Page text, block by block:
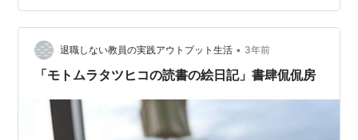
大いに気になります。 アカデミー賞作品賞候補の10作品
fpdの予想は以下の通りです。本命：◎ 対抗：◉ （本命
で的中＝5…
退職しない教員の実践アウトプット生活 • 3年前
「モトムラタツヒコの読書の絵日記」書肆侃侃房